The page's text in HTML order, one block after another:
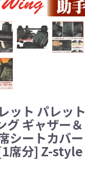
ット パレッ
グ ギャザー
シートカバ
席分] Z-style